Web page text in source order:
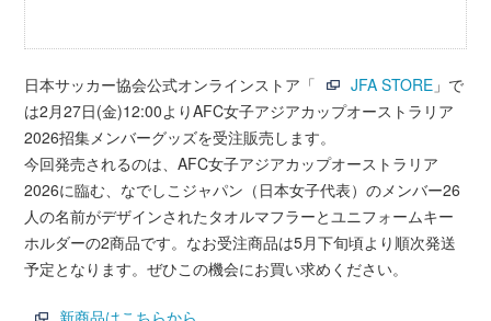
日本サッカー協会公式オンラインストア「 JFA STORE 」で
は2月27日(金)12:00よりAFC女子アジアカップオーストラリア
2026招集メンバーグッズを受注販売します。
今回発売されるのは、AFC女子アジアカップオーストラリア
2026に臨む、なでしこジャパン（日本女子代表）のメンバー26
人の名前がデザインされたタオルマフラーとユニフォームキー
ホルダーの2商品です。なお受注商品は5月下旬頃より順次発送
予定となります。ぜひこの機会にお買い求めください。